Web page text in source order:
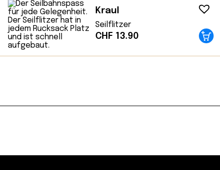
Kraul
Seilflitzer
CHF 13.90